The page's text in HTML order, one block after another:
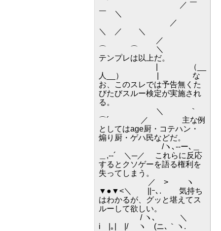
／ ￣
￣ ＼
／
＼ ／ ＼
／
⌒ ⌒ ＼
テンプレは以上だ。
| （__
人__） | な
お、このスレでは予告無くた
びたびスルー検定が実施され
る。
＼ ｀
⌒´ ／ 主な例
としてはage厨・コテハン・
煽り厨・ゲハ民などだ。
/ヽ､--ー､＿
＿,-‐´ ＼─／ これらに反応
するとクソゲーを語る権利を
失ってしまう。
／ > ヽ
▼●▼<＼ ||ｰ､. 気持ち
はわかるが、グッと堪えてス
ルーして欲しい。
/ ヽ､ ＼
i |｡| |/ ヽ (ニ､｀ヽ.